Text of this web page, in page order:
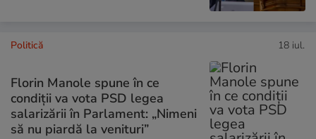
Politică 18 iul.
Florin Manole spune în ce
condiții va vota PSD legea
salarizării în Parlament: „Nimeni
să nu piardă la venituri”